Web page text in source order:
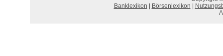
Banklexikon
Börsenlexikon